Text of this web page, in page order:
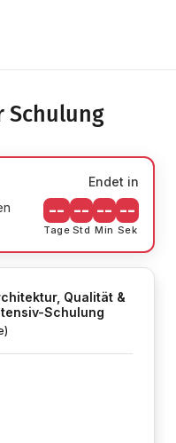
Schulung
Endet in
--
Tage
--
Std
--
Min
--
Sek
Qualität &
Schulung